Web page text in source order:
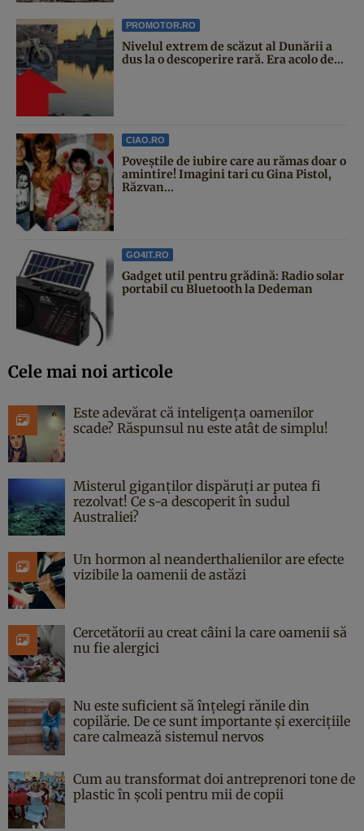
PROMOTOR.RO
Nivelul extrem de scăzut al Dunării a
dus la o descoperire rară. Era acolo de...
CIAO.RO
Poveştile de iubire care au rămas doar o
amintire! Imagini tari cu Gina Pistol,
Răzvan...
GO4IT.RO
Gadget util pentru grădină: Radio solar
portabil cu Bluetooth la Dedeman
Cele mai noi articole
Este adevărat că inteligența oamenilor
scade? Răspunsul nu este atât de simplu!
Misterul giganților dispăruți ar putea fi
rezolvat! Ce s-a descoperit în sudul
Australiei?
Un hormon al neanderthalienilor are efecte
vizibile la oamenii de astăzi
Cercetătorii au creat câini la care oamenii să
nu fie alergici
Nu este suficient să înțelegi rănile din
copilărie. De ce sunt importante și exercițiile
care calmează sistemul nervos
Cum au transformat doi antreprenori tone de
plastic în școli pentru mii de copii